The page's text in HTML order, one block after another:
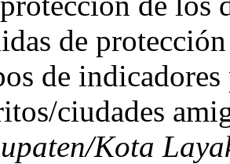
de
de indicadores
ciudades
Kota